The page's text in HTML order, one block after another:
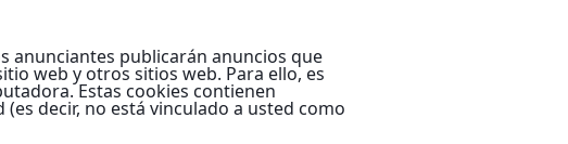
anunciantes publicarán anuncios que
web y otros sitios web. Para ello, es
Estas cookies contienen
decir, no está vinculado a usted como